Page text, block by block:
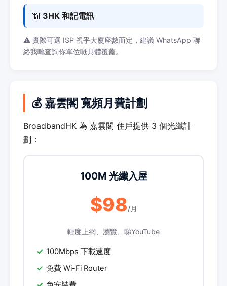
📶 3HK 和記電訊
⚠️ 實際可選 ISP 視乎大廈座數而定，建議 WhatsApp 聯
絡我哋查詢你單位嘅具體覆蓋。
💰 嘉雲閣 寬頻月費計劃
BroadbandHK 為 嘉雲閣 住戶提供 3 個光纖計
劃：
100M 光纖入屋
$98/月
輕度上網、瀏覽、睇YouTube
100Mbps 下載速度
免費 Wi-Fi Router